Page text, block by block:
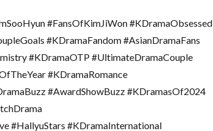
#FansOfKimJiWon #KDramaObsessed
#KDramaFandom #AsianDramaFans
#KDramaOTP #UltimateDramaCouple
#KDramaRomance
#AwardShowBuzz #KDramasOf2024
#HallyuStars #KDramaInternational